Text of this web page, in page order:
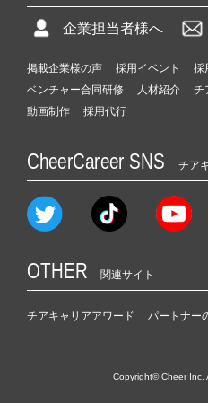
企業担当者様へ
掲載企業様の声 採用イベント 採
ベンチャー合同研修
人材紹介 チ
動画制作
採用代行
CheerCareer SNS チア
OTHER 関連サイト
チアキャリアアワード パートナー
Copyright© Cheer Inc.